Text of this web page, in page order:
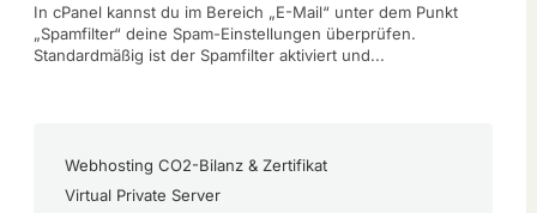
In cPanel kannst du im Bereich „E-Mail“ unter dem Punkt
„Spamfilter“ deine Spam-Einstellungen überprüfen.
Standardmäßig ist der Spamfilter aktiviert und...
Webhosting CO2-Bilanz & Zertifikat
Virtual Private Server